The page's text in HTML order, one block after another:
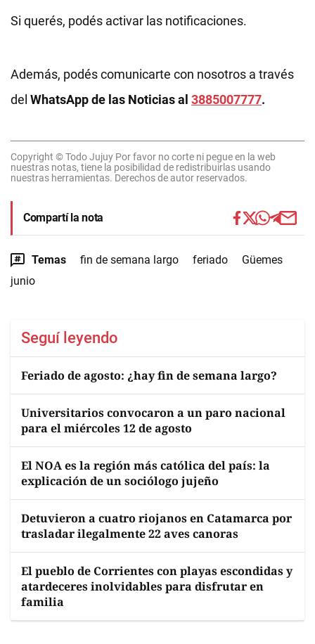
Si querés, podés activar las notificaciones.
Además, podés comunicarte con nosotros a través
del WhatsApp de las Noticias al 3885007777.
Copyright © Todo Jujuy Por favor no corte ni pegue en la web
nuestras notas, tiene la posibilidad de redistribuirlas usando
nuestras herramientas. Derechos de autor reservados.
Compartí la nota
Temas fin de semana largo feriado
Güemes
junio
Seguí leyendo
Feriado de agosto: ¿hay fin de semana largo?
Universitarios convocaron a un paro nacional
para el miércoles 12 de agosto
El NOA es la región más católica del país: la
explicación de un sociólogo jujeño
Detuvieron a cuatro riojanos en Catamarca por
trasladar ilegalmente 22 aves canoras
El pueblo de Corrientes con playas escondidas y
atardeceres inolvidables para disfrutar en
familia